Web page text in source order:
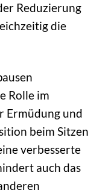
Reduzierung
die
Rolle im
Ermüdung und
beim Sitzen
verbesserte
auch das